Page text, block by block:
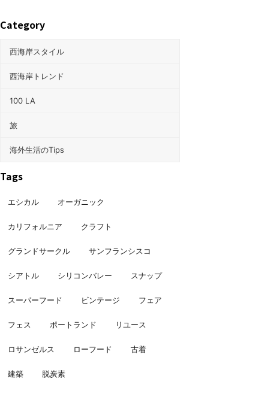
Category
西海岸スタイル
西海岸トレンド
100 LA
旅
海外生活のTips
Tags
エシカル オーガニック
カリフォルニア クラフト
グランドサークル サンフランシスコ
シアトル シリコンバレー スナップ
スーパーフード ビンテージ フェア
フェス ポートランド リユース
ロサンゼルス ローフード 古着
建築 脱炭素